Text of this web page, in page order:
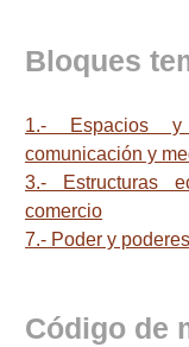
Bloques
1.- Espacios y
comunicación y
3.- Estructuras
comercio
7.- Poder y
Código de